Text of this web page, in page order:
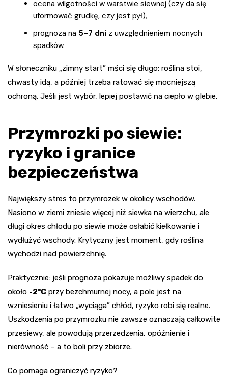
ocena wilgotności w warstwie siewnej (czy da się
uformować grudkę, czy jest pył),
prognoza na 5–7 dni z uwzględnieniem nocnych
spadków.
W słoneczniku „zimny start” mści się długo: roślina stoi,
chwasty idą, a później trzeba ratować się mocniejszą
ochroną. Jeśli jest wybór, lepiej postawić na ciepło w glebie.
Przymrozki po siewie:
ryzyko i granice
bezpieczeństwa
Największy stres to przymrozek w okolicy wschodów.
Nasiono w ziemi zniesie więcej niż siewka na wierzchu, ale
długi okres chłodu po siewie może osłabić kiełkowanie i
wydłużyć wschody. Krytyczny jest moment, gdy roślina
wychodzi nad powierzchnię.
Praktycznie: jeśli prognoza pokazuje możliwy spadek do
około -2°C przy bezchmurnej nocy, a pole jest na
wzniesieniu i łatwo „wyciąga” chłód, ryzyko robi się realne.
Uszkodzenia po przymrozku nie zawsze oznaczają całkowite
przesiewy, ale powodują przerzedzenia, opóźnienie i
nierówność – a to boli przy zbiorze.
Co pomaga ograniczyć ryzyko?